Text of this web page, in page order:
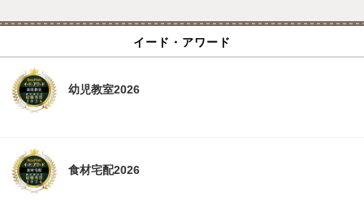
イード・アワード
幼児教室2026
食材宅配2026